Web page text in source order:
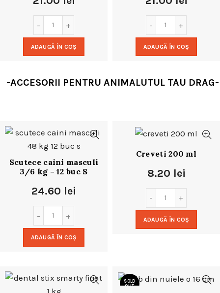
ADAUGĂ ÎN COȘ ADAUGĂ ÎN COȘ
-ACCESORII PENTRU ANIMALUTUL TAU DRAG-
Scutece caini masculi
3/6 kg – 12 buc S
24.60 lei
ADAUGĂ ÎN COȘ
Creveti 200 ml
8.20 lei
ADAUGĂ ÎN COȘ
SOLD
OUT